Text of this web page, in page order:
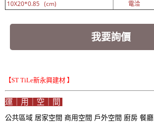
10X20*0.85 (cm)
電洽
我要詢價
【ST TiLe新永興建材 】
運｜用｜空｜間
公共區域 居家空間 商用空間 戶外空間 廚房 餐廳